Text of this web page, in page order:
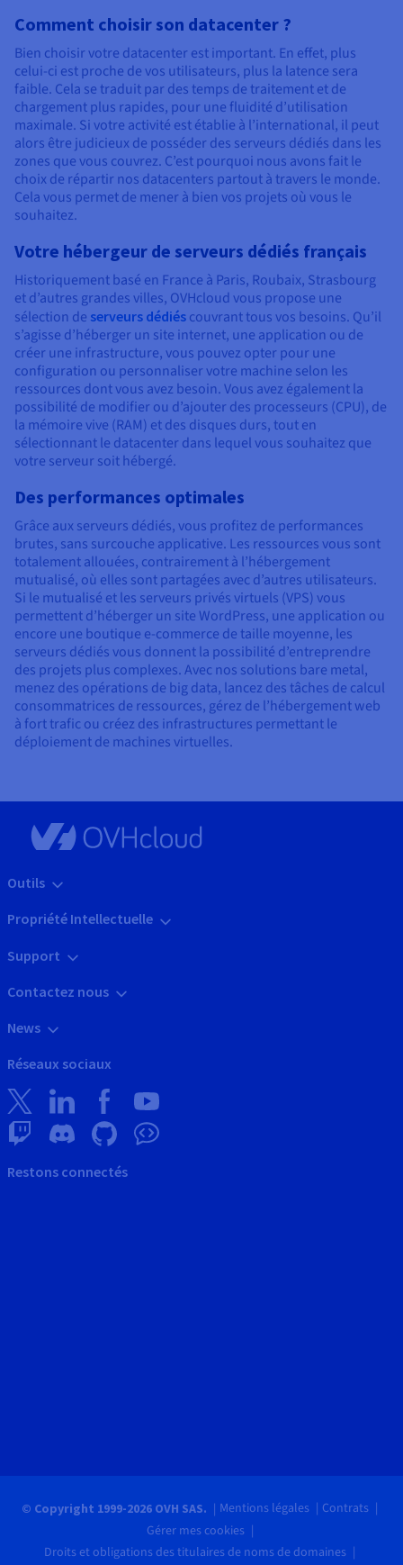
Comment choisir son datacenter ?
Bien choisir votre datacenter est important. En effet, plus
celui-ci est proche de vos utilisateurs, plus la latence sera
faible. Cela se traduit par des temps de traitement et de
chargement plus rapides, pour une fluidité d’utilisation
maximale. Si votre activité est établie à l’international, il peut
alors être judicieux de posséder des serveurs dédiés dans les
zones que vous couvrez. C’est pourquoi nous avons fait le
choix de répartir nos datacenters partout à travers le monde.
Cela vous permet de mener à bien vos projets où vous le
souhaitez.
Votre hébergeur de serveurs dédiés français
Historiquement basé en France à Paris, Roubaix, Strasbourg
et d’autres grandes villes, OVHcloud vous propose une
sélection de serveurs dédiés couvrant tous vos besoins. Qu’il
s’agisse d’héberger un site internet, une application ou de
créer une infrastructure, vous pouvez opter pour une
configuration ou personnaliser votre machine selon les
ressources dont vous avez besoin. Vous avez également la
possibilité de modifier ou d’ajouter des processeurs (CPU), de
la mémoire vive (RAM) et des disques durs, tout en
sélectionnant le datacenter dans lequel vous souhaitez que
votre serveur soit hébergé.
Des performances optimales
Grâce aux serveurs dédiés, vous profitez de performances
brutes, sans surcouche applicative. Les ressources vous sont
totalement allouées, contrairement à l’hébergement
mutualisé, où elles sont partagées avec d’autres utilisateurs.
Si le mutualisé et les serveurs privés virtuels (VPS) vous
permettent d’héberger un site WordPress, une application ou
encore une boutique e-commerce de taille moyenne, les
serveurs dédiés vous donnent la possibilité d’entreprendre
des projets plus complexes. Avec nos solutions bare metal,
menez des opérations de big data, lancez des tâches de calcul
consommatrices de ressources, gérez de l’hébergement web
à fort trafic ou créez des infrastructures permettant le
déploiement de machines virtuelles.
Outils
Propriété Intellectuelle
Support
Contactez nous
News
Réseaux sociaux
Restons connectés
© Copyright 1999-2026 OVH SAS. Mentions légales
Contrats
Gérer mes cookies
Droits et obligations des titulaires de noms de domaines